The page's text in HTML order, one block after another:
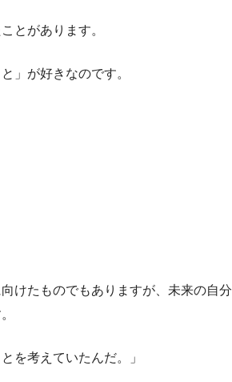
とがあります。
」が好きなのです。
けたものでもありますが、未来の自分
を考えていたんだ。」